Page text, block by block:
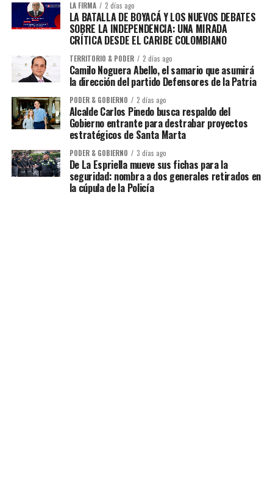
LA FIRMA 2 días ago
LA BATALLA DE BOYACÁ Y LOS NUEVOS DEBATES
SOBRE LA INDEPENDENCIA: UNA MIRADA
CRÍTICA DESDE EL CARIBE COLOMBIANO
TERRITORIO & PODER 2 días ago
Camilo Noguera Abello, el samario que asumirá
la dirección del partido Defensores de la Patria
PODER & GOBIERNO 2 días ago
Alcalde Carlos Pinedo busca respaldo del
Gobierno entrante para destrabar proyectos
estratégicos de Santa Marta
PODER & GOBIERNO 3 días ago
De La Espriella mueve sus fichas para la
seguridad: nombra a dos generales retirados en
la cúpula de la Policía